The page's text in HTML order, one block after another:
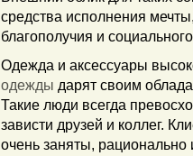
средства исполнения
благополучия и
Одежда и аксессуары
одежды дарят своим
Такие люди всегда
зависти друзей и коллег.
очень заняты, рационально